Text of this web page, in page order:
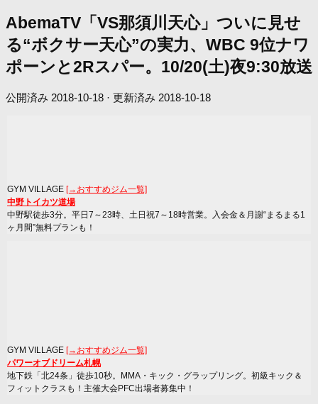
AbemaTV「VS那須川天心」ついに見せ
る“ボクサー天心”の実力、WBC 9位ナワ
ポーンと2Rスパー。10/20(土)夜9:30放送
公開済み 2018-10-18 · 更新済み 2018-10-18
GYM VILLAGE [→おすすめジム一覧]
中野トイカツ道場
中野駅徒歩3分。平日7～23時、土日祝7～18時営業。入会金＆月謝“まるまる1
ヶ月間”無料プランも！
GYM VILLAGE [→おすすめジム一覧]
パワーオブドリーム札幌
地下鉄「北24条」徒歩10秒。MMA・キック・グラップリング。初級キック＆
フィットクラスも！主催大会PFC出場者募集中！